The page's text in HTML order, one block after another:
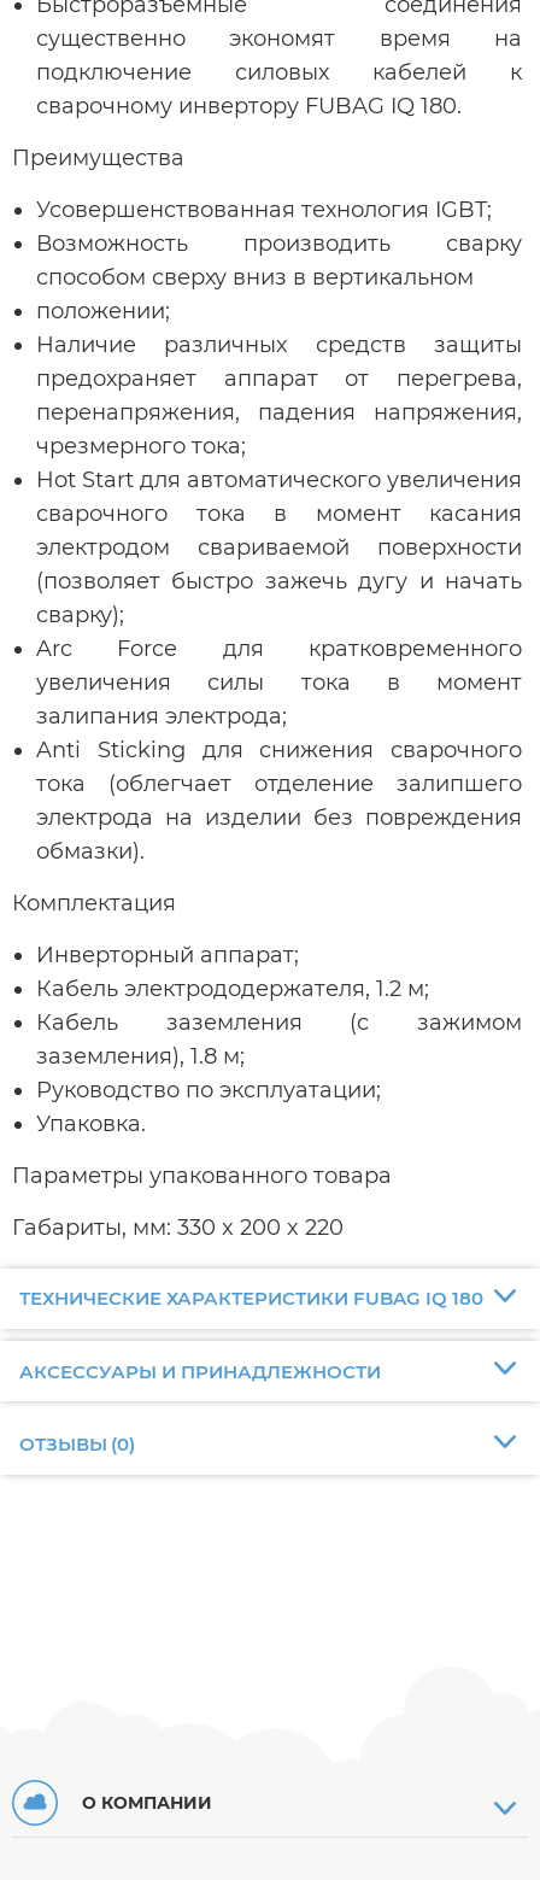
существенно экономят время на
подключение силовых кабелей к
сварочному инвертору FUBAG IQ 180.
Преимущества
Усовершенствованная технология IGBT;
Возможность производить сварку
способом сверху вниз в вертикальном
положении;
Наличие различных средств защиты
предохраняет аппарат от перегрева,
перенапряжения, падения напряжения,
чрезмерного тока;
Hot Start для автоматического увеличения
сварочного тока в момент касания
электродом свариваемой поверхности
(позволяет быстро зажечь дугу и начать
сварку);
Arc Force для кратковременного
увеличения силы тока в момент
залипания электрода;
Anti Sticking для снижения сварочного
тока (облегчает отделение залипшего
электрода на изделии без повреждения
обмазки).
Комплектация
Инверторный аппарат;
Кабель электрододержателя, 1.2 м;
Кабель заземления (с зажимом
заземления), 1.8 м;
Руководство по эксплуатации;
Упаковка.
Параметры упакованного товара
Габариты, мм: 330 x 200 x 220
ТЕХНИЧЕСКИЕ ХАРАКТЕРИСТИКИ FUBAG IQ 180
АКСЕССУАРЫ И ПРИНАДЛЕЖНОСТИ
ОТЗЫВЫ (0)
О КОМПАНИИ